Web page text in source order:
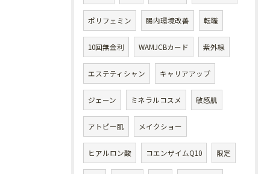
ポリフェミン 腸内環境改善 転職
10回無金利 WAMJCBカード 紫外線
エステティシャン キャリアアップ
ジェーン ミネラルコスメ 敏感肌
アトピー肌 メイクショー
ヒアルロン酸 コエンザイムQ10 限定